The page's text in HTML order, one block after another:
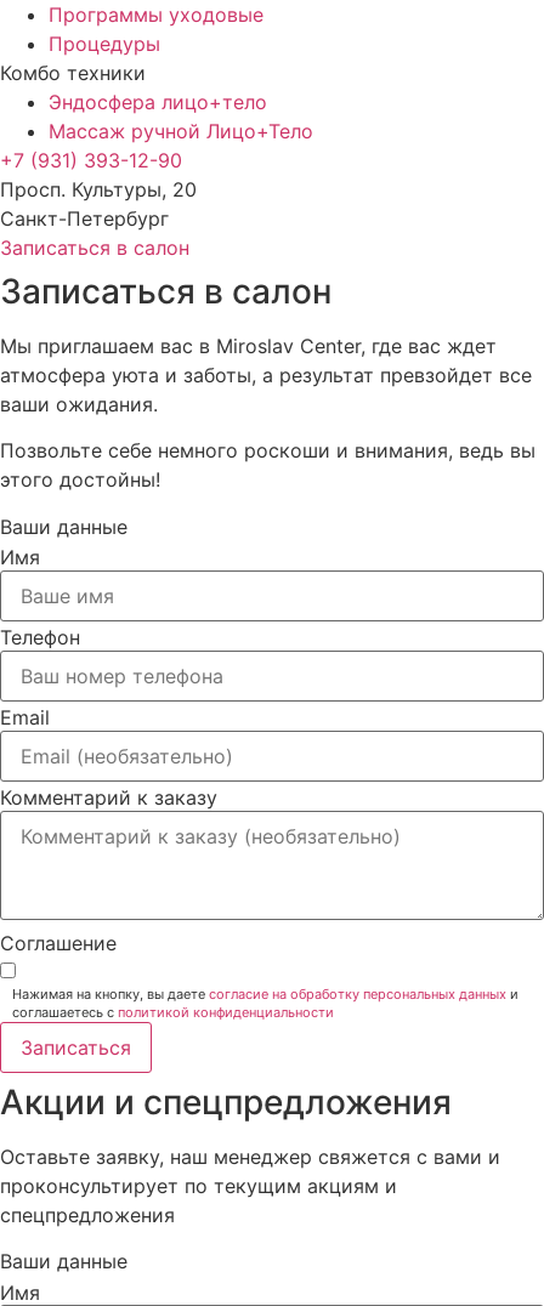
Программы уходовые
Процедуры
Комбо техники
Эндосфера лицо+тело
Массаж ручной Лицо+Тело
+7 (931) 393-12-90
Просп. Культуры, 20
Санкт-Петербург
Записаться в салон
Записаться в салон
Мы приглашаем вас в Miroslav Center, где вас ждет
атмосфера уюта и заботы, а результат превзойдет все
ваши ожидания.
Позвольте себе немного роскоши и внимания, ведь вы
этого достойны!
Ваши данные
Имя
Телефон
Email
Комментарий к заказу
Соглашение
Нажимая на кнопку, вы даете согласие на обработку персональных данных и
соглашаетесь c политикой конфиденциальности
Записаться
Акции и спецпредложения
Оставьте заявку, наш менеджер свяжется с вами и
проконсультирует по текущим акциям и
спецпредложения
Ваши данные
Имя